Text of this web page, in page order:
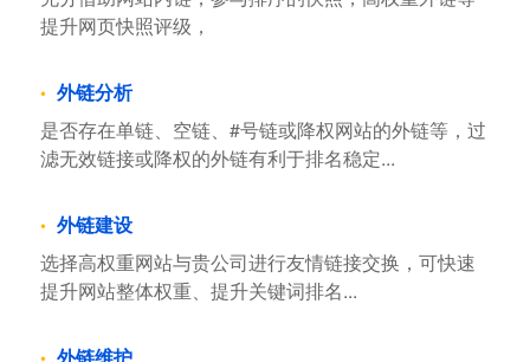
提升网页快照评级，
外链分析
是否存在单链、空链、#号链或降权网站的外链等，过
滤无效链接或降权的外链有利于排名稳定...
外链建设
选择高权重网站与贵公司进行友情链接交换，可快速
提升网站整体权重、提升关键词排名...